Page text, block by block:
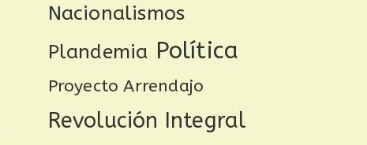
Nacionalismos
Plandemia Política
Proyecto Arrendajo
Revolución Integral